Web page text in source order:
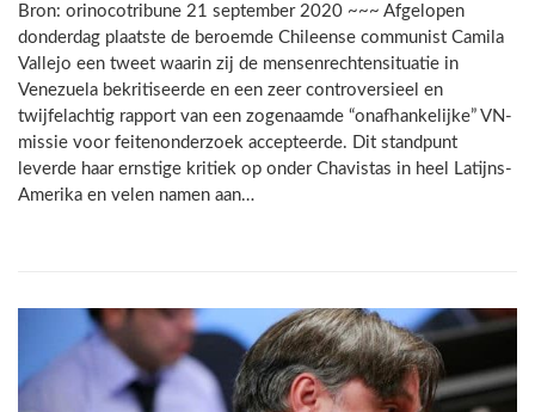
Bron: orinocotribune 21 september 2020 ~~~ Afgelopen
donderdag plaatste de beroemde Chileense communist Camila
Vallejo een tweet waarin zij de mensenrechtensituatie in
Venezuela bekritiseerde en een zeer controversieel en
twijfelachtig rapport van een zogenaamde “onafhankelijke” VN-
missie voor feitenonderzoek accepteerde. Dit standpunt
leverde haar ernstige kritiek op onder Chavistas in heel Latijns-
Amerika en velen namen aan…